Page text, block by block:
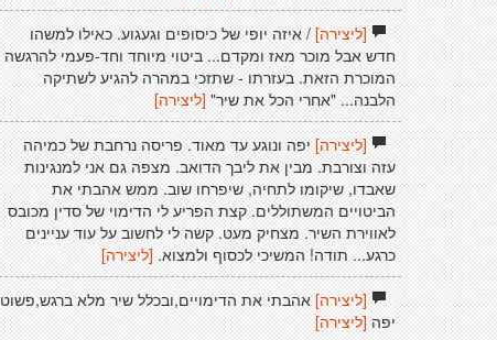
[ליצירה]/ איזה יופי של כיסופים וגעגוע. כאילו למשהו
חדש אבל מוכר מאז ומקדם... ביטוי מיוחד וחד-פעמי להרגשה
המוכרת הזאת. בעזרתו - שתזכי במהרה להגיע לשתיקה
הלבנה... "אחרי הכל את שיר"[ליצירה]
[ליצירה]יפה ונוגע עד מאוד. פריסה נרחבת של כמיהה
עזה וצורבת. מבין את ליבך הדואב. מצפה גם אני למנגינות
שאבדו, שיקומו לתחיה, שיפרחו שוב. ממש אהבתי את
הביטויים המשתוללים. קצת הפריע לי הדימוי של סדין מכובס
לאווירת השיר. מצחיק מעט. קשה לי לחשוב על עוד עניינים
כרגע... תודה! המשיכי לכסוף ולמצוא. [ליצירה]
[ליצירה]אהבתי את הדימויים,ובכלל שיר מלא ברגש,פשוט
יפה [ליצירה]